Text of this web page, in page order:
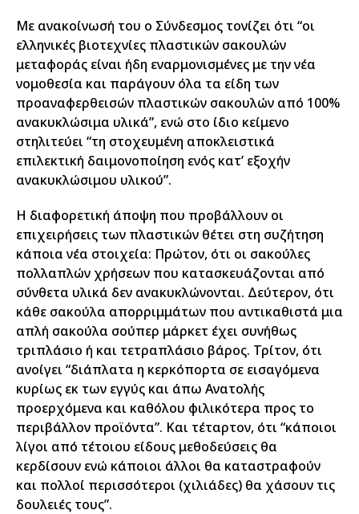
Με ανακοίνωσή του ο Σύνδεσμος τονίζει ότι “οι
ελληνικές βιοτεχνίες πλαστικών σακουλών
μεταφοράς είναι ήδη εναρμονισμένες με την νέα
νομοθεσία και παράγουν όλα τα είδη των
προαναφερθεισών πλαστικών σακουλών από 100%
ανακυκλώσιμα υλικά”, ενώ στο ίδιο κείμενο
στηλιτεύει “τη στοχευμένη αποκλειστικά
επιλεκτική δαιμονοποίηση ενός κατ’ εξοχήν
ανακυκλώσιμου υλικού”.
Η διαφορετική άποψη που προβάλλουν οι
επιχειρήσεις των πλαστικών θέτει στη συζήτηση
κάποια νέα στοιχεία: Πρώτον, ότι οι σακούλες
πολλαπλών χρήσεων που κατασκευάζονται από
σύνθετα υλικά δεν ανακυκλώνονται. Δεύτερον, ότι
κάθε σακούλα απορριμμάτων που αντικαθιστά μια
απλή σακούλα σούπερ μάρκετ έχει συνήθως
τριπλάσιο ή και τετραπλάσιο βάρος. Τρίτον, ότι
ανοίγει “διάπλατα η κερκόπορτα σε εισαγόμενα
κυρίως εκ των εγγύς και άπω Ανατολής
προερχόμενα και καθόλου φιλικότερα προς το
περιβάλλον προϊόντα”. Και τέταρτον, ότι “κάποιοι
λίγοι από τέτοιου είδους μεθοδεύσεις θα
κερδίσουν ενώ κάποιοι άλλοι θα καταστραφούν
και πολλοί περισσότεροι (χιλιάδες) θα χάσουν τις
δουλειές τους”.